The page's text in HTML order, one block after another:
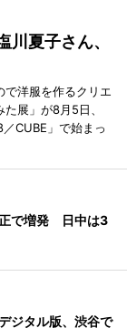
川夏子さん、
で洋服を作るクリエ
展」が8月5日、
CUBE」で始まっ
正で増発 日中は3
ジタル版、渋谷で